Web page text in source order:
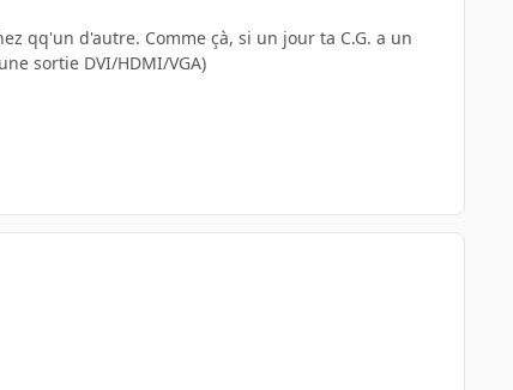
qq'un d'autre. Comme çà, si un jour ta C.G. a un
sortie DVI/HDMI/VGA)